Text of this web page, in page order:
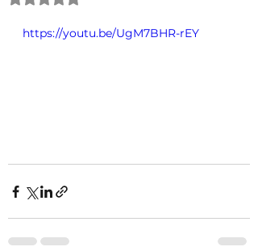
https://youtu.be/UgM7BHR-rEY